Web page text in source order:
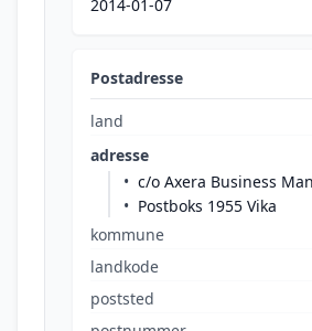
2014-01-07
Postadresse
land
adresse
c/o Axera Business
Postboks 1955 Vika
kommune
landkode
poststed